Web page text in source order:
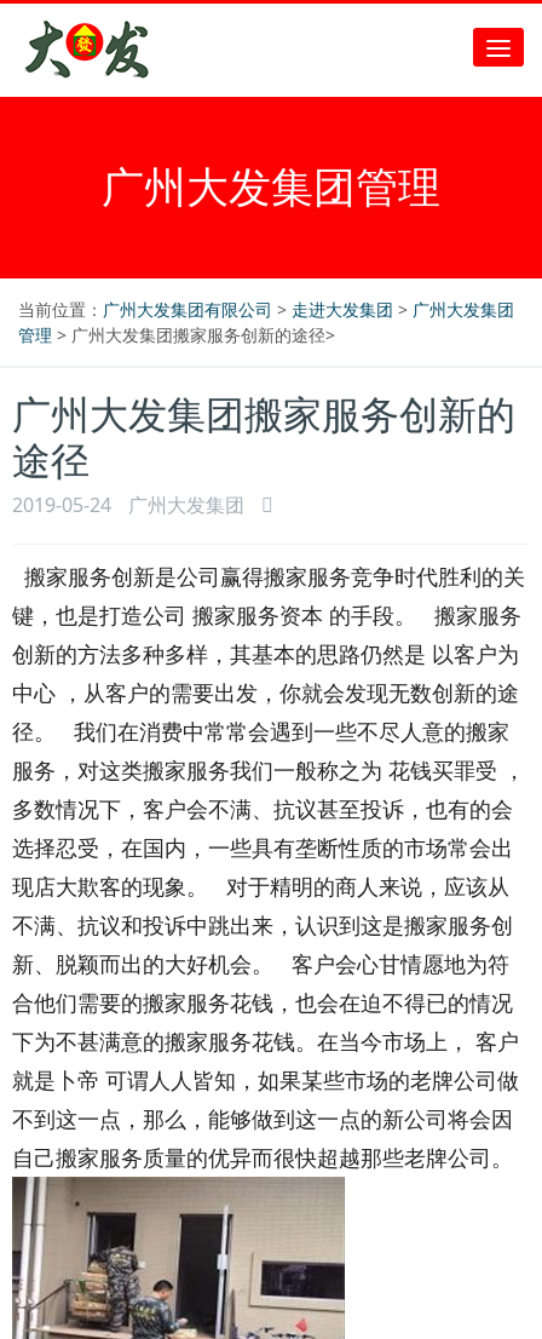
广州大发集团管理
当前位置： 广州大发集团有限公司 > 走进大发集团 > 广州大发集团
管理 > 广州大发集团搬家服务创新的途径>
广州大发集团搬家服务创新的
途径
2019-05-24 广州大发集团
搬家服务创新是公司赢得搬家服务竞争时代胜利的关
键，也是打造公司 搬家服务资本 的手段。 搬家服务
创新的方法多种多样，其基本的思路仍然是 以客户为
中心 ，从客户的需要出发，你就会发现无数创新的途
径。 我们在消费中常常会遇到一些不尽人意的搬家
服务，对这类搬家服务我们一般称之为 花钱买罪受 ，
多数情况下，客户会不满、抗议甚至投诉，也有的会
选择忍受，在国内，一些具有垄断性质的市场常会出
现店大欺客的现象。 对于精明的商人来说，应该从
不满、抗议和投诉中跳出来，认识到这是搬家服务创
新、脱颖而出的大好机会。 客户会心甘情愿地为符
合他们需要的搬家服务花钱，也会在迫不得已的情况
下为不甚满意的搬家服务花钱。在当今市场上， 客户
就是卜帝 可谓人人皆知，如果某些市场的老牌公司做
不到这一点，那么，能够做到这一点的新公司将会因
自己搬家服务质量的优异而很快超越那些老牌公司。